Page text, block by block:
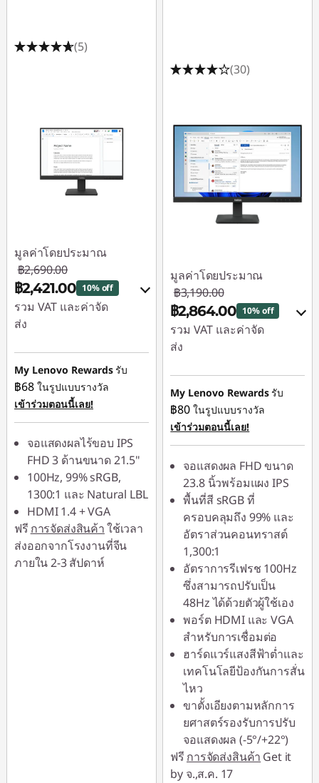
(5)
มูลค่าโดยประมาณ
฿2,690.00
฿2,421.00 10% off
รวม VAT และค่าจัด
ส่ง
ประหยัดทันที :-
฿269.00
หรือ
การประหยัด
eCoupon :-฿170.00
*Savings cannot be
combined
ใช้ eCoupon :
88SALETH
My Lenovo Rewardsรับ
฿68 ในรูปแบบรางวัล
เข้าร่วมตอนนี้เลย!
จอแสดงผลไร้ขอบ IPS
FHD 3 ด้านขนาด 21.5"
100Hz, 99% sRGB,
1300:1 และ Natural LBL
HDMI 1.4 + VGA
ฟรี การจัดส่งสินค้าใช้เวลา
ส่งออกจากโรงงานที่จีน
ภายใน 2-3 สัปดาห์
(30)
มูลค่าโดยประมาณ
฿3,190.00
฿2,864.00 10% off
รวม VAT และค่าจัด
ส่ง
ประหยัดทันที :-
฿319.00
หรือ
การประหยัด
-฿326.00
*Savings cannot be
combined
ใช้ eCoupon :
88SALETH
My Lenovo Rewardsรับ
฿80 ในรูปแบบรางวัล
เข้าร่วมตอนนี้เลย!
จอแสดงผล FHD ขนาด
23.8 นิ้วพร้อมแผง IPS
พื้นที่สี sRGB ที่
ครอบคลุมถึง 99% และ
อัตราส่วนคอนทราสต์
1,300:1
อัตราการรีเฟรช 100Hz
ซึ่งสามารถปรับเป็น
48Hz ได้ด้วยตัวผู้ใช้เอง
พอร์ต HDMI และ VGA
สำหรับการเชื่อมต่อ
ฮาร์ดแวร์แสงสีฟ้าต่ำและ
เทคโนโลยีป้องกันการสั่น
ไหว
ขาตั้งเอียงตามหลักการ
ยศาสตร์รองรับการปรับ
จอแสดงผล (-5°/+22°)
ฟรี การจัดส่งสินค้า Get it
by จ.,ส.ค. 17